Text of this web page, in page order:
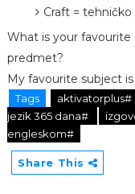
Craft = tehničko
What is your favourite
predmet?
My favourite subject is
Tags aktivatorplus#
jezik 365 dana#
engleskom#
Share This